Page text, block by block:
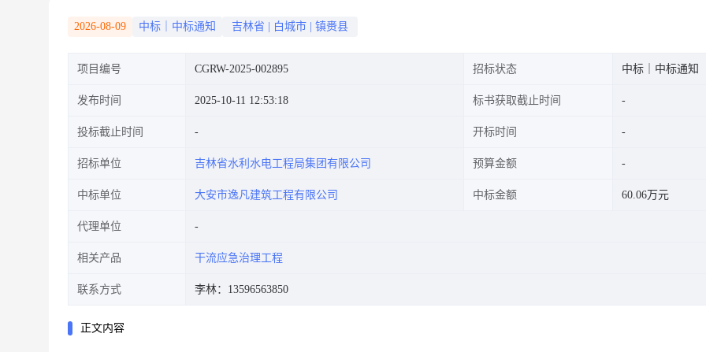
2026-08-09 中标｜中标通知 吉林省 白城市 镇赉县
项目编号 CGRW-2025-002895 招标状态 中标｜中标通知
发布时间 2025-10-11 12:53:18 标书获取截止时间
投标截止时间 开标时间
招标单位 吉林省水利水电工程局集团有限公司 预算金额
中标单位 大安市逸凡建筑工程有限公司 中标金额 60.06万元
代理单位
相关产品 干流应急治理工程
联系方式 李林：13596563850
正文内容